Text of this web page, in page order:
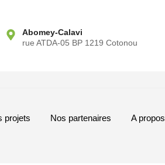
Abomey-Calavi
rue ATDA-05 BP 1219 Cotonou
projets Nos partenaires A propos